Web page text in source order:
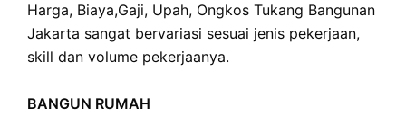
Harga, Biaya,Gaji, Upah, Ongkos Tukang Bangunan
Jakarta sangat bervariasi sesuai jenis pekerjaan,
skill dan volume pekerjaanya.
BANGUN RUMAH